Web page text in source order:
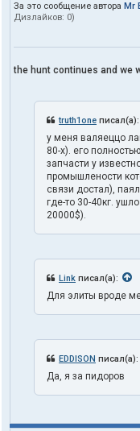
За это сообщение автора Mr
Дизлайков: 0)
the hunt continues and we
truth1one писал(а):
у меня валяеццо
80-х). его
запчасти у
промышлености
связи достал),
где-то 30-40кг.
20000$).
Link писал(а):
Для элиты вроде
EDDISON писал(а):
Да, я за пидоров